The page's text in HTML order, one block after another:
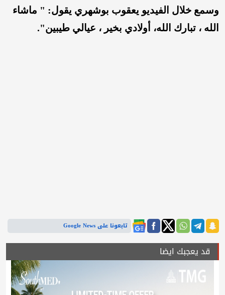
وسمع خلال الفيديو يعقوب بوشهري يقول: " ماشاء
الله ، تبارك الله، أولادي بخير ، عيالي طيبين".
تابعونا على Google News
قد يعجبك ايضا